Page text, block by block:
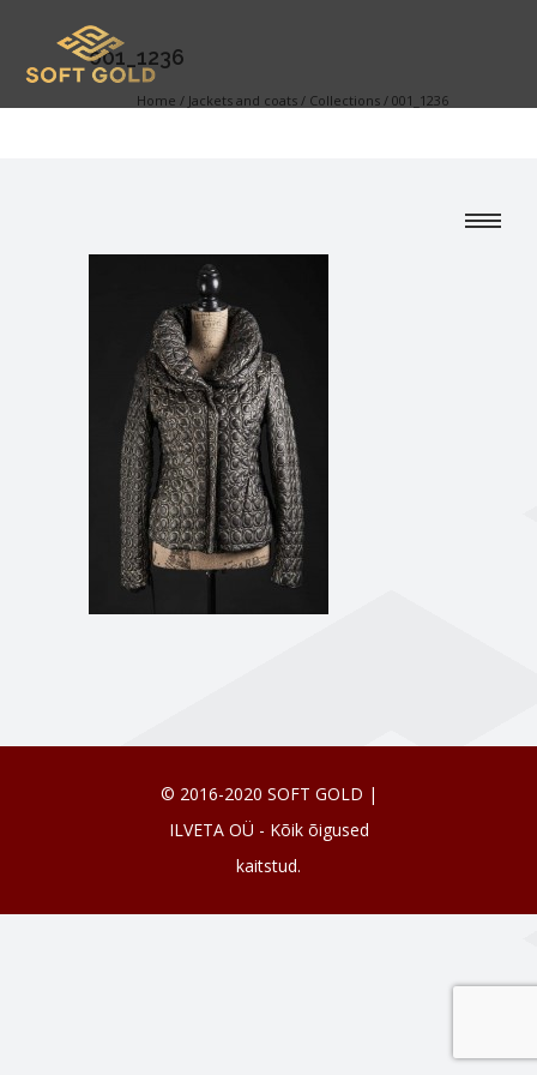
001_1236
Home / Jackets and coats / Collections / 001_1236
© 2016-2020 SOFT GOLD |
ILVETA OÜ - Kõik õigused
kaitstud.